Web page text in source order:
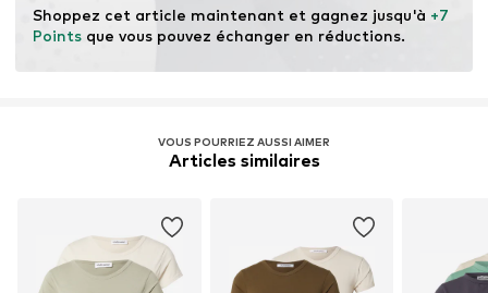
Shoppez cet article maintenant et gagnez jusqu'à +7
Points que vous pouvez échanger en réductions.
VOUS POURRIEZ AUSSI AIMER
Articles similaires